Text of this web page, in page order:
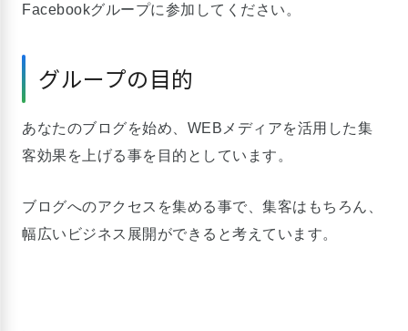
Facebookグループに参加してください。
グループの目的
あなたのブログを始め、WEBメディアを活用した集
客効果を上げる事を目的としています。
ブログへのアクセスを集める事で、集客はもちろん、
幅広いビジネス展開ができると考えています。